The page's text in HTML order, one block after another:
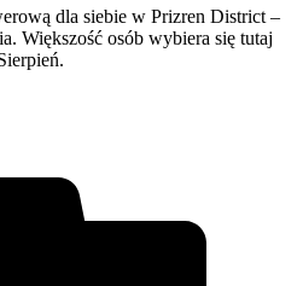
dla siebie w Prizren District –
Większość osób wybiera się tutaj